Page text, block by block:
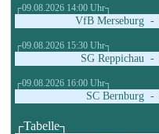
┌09.08.2026 14:00 Uhr┐
VfB Merseburg -
┌09.08.2026 15:30 Uhr┐
SG Reppichau -
┌09.08.2026 16:00 Uhr┐
SC Bernburg -
┌Tabelle┐